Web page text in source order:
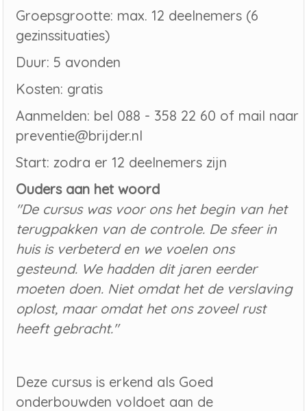
Groepsgrootte: max. 12 deelnemers (6
gezinssituaties)
Duur: 5 avonden
Kosten: gratis
Aanmelden: bel 088 - 358 22 60 of mail naar
preventie@brijder.nl
Start: zodra er 12 deelnemers zijn
Ouders aan het woord
"De cursus was voor ons het begin van het
terugpakken van de controle. De sfeer in
huis is verbeterd en we voelen ons
gesteund. We hadden dit jaren eerder
moeten doen. Niet omdat het de verslaving
oplost, maar omdat het ons zoveel rust
heeft gebracht."
Deze cursus is erkend als Goed
onderbouwden voldoet aan de